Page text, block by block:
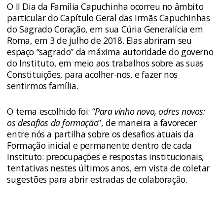
O II Dia da Família Capuchinha ocorreu no âmbito
particular do Capítulo Geral das Irmãs Capuchinhas
do Sagrado Coração, em sua Cúria Generalícia em
Roma, em 3 de julho de 2018. Elas abriram seu
espaço “sagrado” da máxima autoridade do governo
do Instituto, em meio aos trabalhos sobre as suas
Constituições, para acolher-nos, e fazer nos
sentirmos família.
O tema escolhido foi: “Para vinho novo, odres novos:
os desafios da formação”, de maneira a favorecer
entre nós a partilha sobre os desafios atuais da
Formação inicial e permanente dentro de cada
Instituto: preocupações e respostas institucionais,
tentativas nestes últimos anos, em vista de coletar
sugestões para abrir estradas de colaboração.